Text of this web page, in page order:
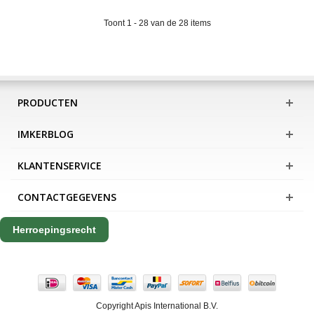
Toont 1 - 28 van de 28 items
PRODUCTEN
IMKERBLOG
KLANTENSERVICE
CONTACTGEGEVENS
Herroepingsrecht
Copyright Apis International B.V.